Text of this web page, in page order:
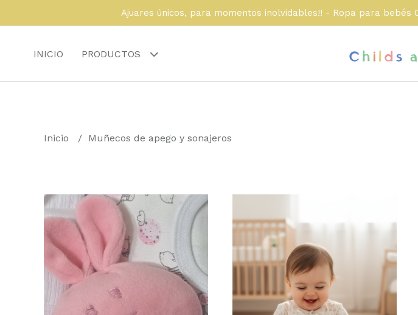
Ajuares únicos, para momentos inolvidables!! - Ropa para
INICIO PRODUCTOS
Inicio Muñecos de apego y sonajeros